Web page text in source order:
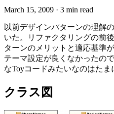
March 15, 2009 · 3 min read
以前デザインパターンの理解
いた。リファクタリングの前
ターンのメリットと適応基準
テーマ設定が良くなかったの
なToyコードみたいなのはたま
クラス図